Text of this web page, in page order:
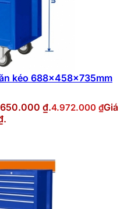
kéo 688x458x735mm
₫.4.972.000 ₫Giá